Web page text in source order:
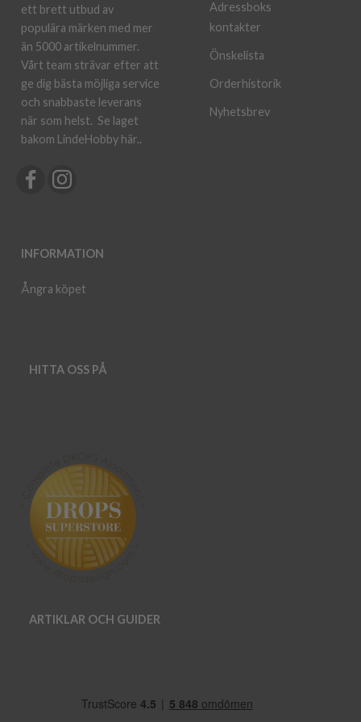
ett brett utbud av
populära märken med mer
än 5000 artikelnummer.
Vårt team strävar efter att
ge dig bästa möjliga service
och snabbaste leverans
när som helst. Se laget
bakom LindeHobby här..
INFORMATION
Ångra köpet
Adressboks
kontakter
Önskelista
Orderhistorik
Nyhetsbrev
HITTA OSS PÅ
ARTIKLAR OCH GUIDER